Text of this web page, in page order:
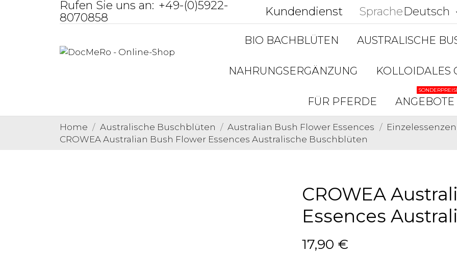
Rufen Sie uns an: +49-(0)5922-
8070858
Kundendienst SpracheDeutsch
BIO BACHBLÜTEN AUSTRALISCHE
NAHRUNGSERGÄNZUNG KOLLOIDALES
FÜR PFERDE ANGEBOTE
Home Australische Buschblüten Australian Bush Flower Essences
CROWEA Australian Bush Flower Essences Australische Buschblüten
CROWEA
Essences
17,90 €